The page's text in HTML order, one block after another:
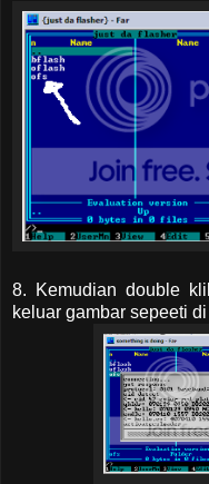
8. Kemudian double
keluar gambar sepeeti